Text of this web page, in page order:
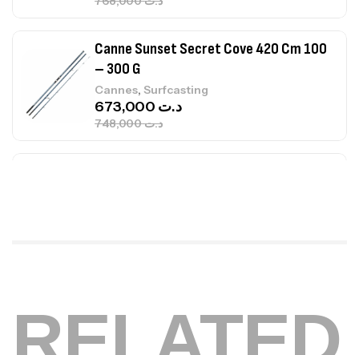
Canne Jigging Sunset Massive Attack
1.83m 120/250gr 30kg
Cannes, Jigging
د.ت340,000
Volant 3 Branches Inox T26S/35
Accastillage bateau Accessoires bateaux
د.ت